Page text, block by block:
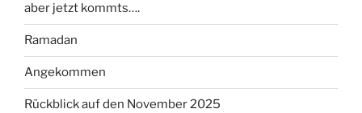
aber jetzt kommts….
Ramadan
Angekommen
Rückblick auf den November 2025